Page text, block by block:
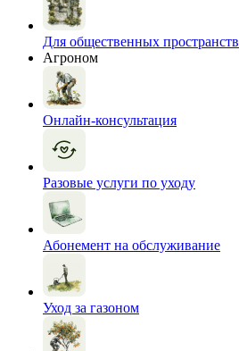
Для общественных пространств
Агроном
Онлайн-консультация
Разовые услуги по уходу
Абонемент на обслуживание
Уход за газоном